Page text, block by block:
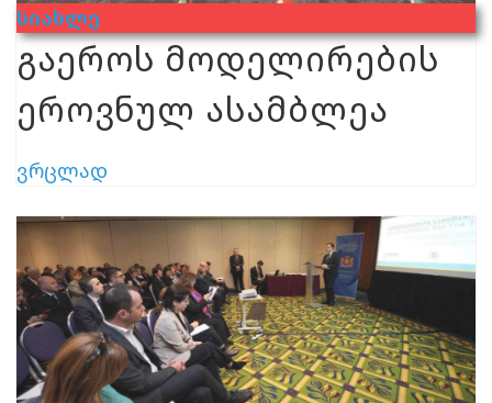
Სიახლე
გაეროს მოდელირების
ეროვნულ ასამბლეა
ვრცლად